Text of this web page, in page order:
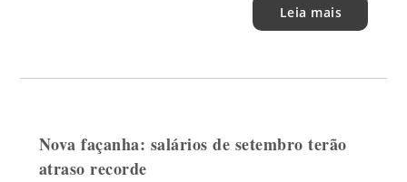
Leia mais
Nova façanha: salários de setembro terão
atraso recorde